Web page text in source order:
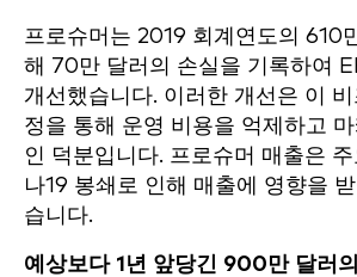
프로슈머는 2019 회계연도의 610
해 70만 달러의 손실을 기록하여
개선했습니다. 이러한 개선은 이
정을 통해 운영 비용을 억제하고
인 덕분입니다. 프로슈머 매출은
나19 봉쇄로 인해 매출에 영향을
습니다.
예상보다 1년 앞당긴 900만 달러